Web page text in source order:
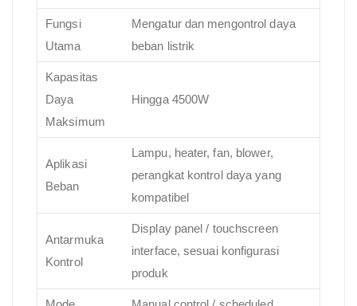
Fungsi
Utama
Mengatur dan mengontrol daya
beban listrik
Kapasitas
Daya
Maksimum
Hingga 4500W
Aplikasi
Beban
Lampu, heater, fan, blower,
perangkat kontrol daya yang
kompatibel
Antarmuka
Kontrol
Display panel / touchscreen
interface, sesuai konfigurasi
produk